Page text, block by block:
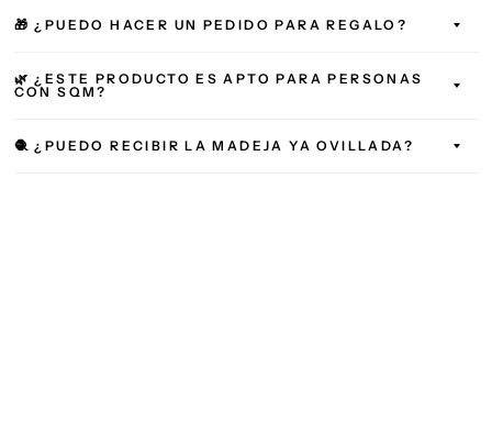
🎁 ¿PUEDO HACER UN PEDIDO PARA REGALO?
🌿 ¿ESTE PRODUCTO ES APTO PARA PERSONAS
CON SQM?
🧶 ¿PUEDO RECIBIR LA MADEJA YA OVILLADA?